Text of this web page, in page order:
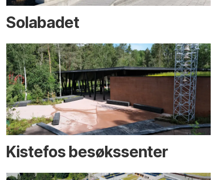
Solabadet
Kistefos besøkssenter